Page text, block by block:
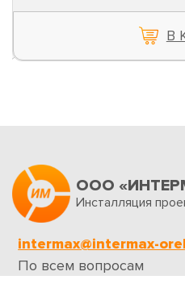
В
ООО
Инсталляция
intermax@intermax-
По всем вопросам